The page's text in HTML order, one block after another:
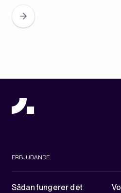
ERBJUDANDE
Sådan fungerer det